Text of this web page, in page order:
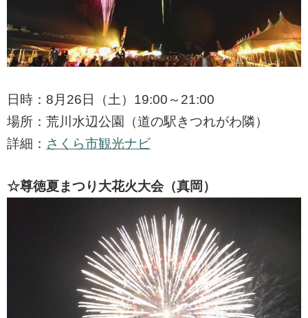
日時：8月26日（土）19:00～21:00
場所：荒川水辺公園（道の駅きつれがわ隣）
詳細： さくら市観光ナビ
☆尊徳夏まつり大花火大会（真岡）